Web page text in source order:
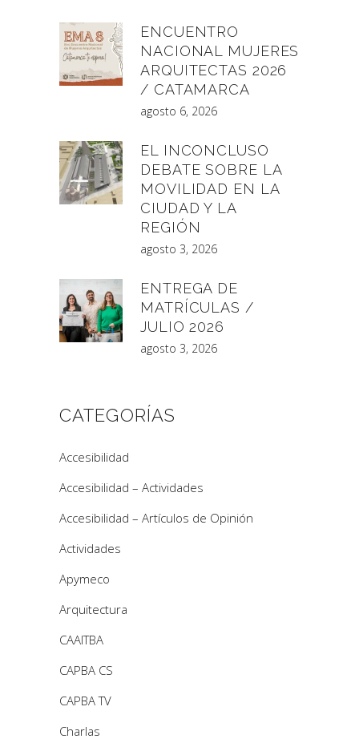
ENCUENTRO
NACIONAL MUJERES
ARQUITECTAS 2026
/ CATAMARCA
agosto 6, 2026
EL INCONCLUSO
DEBATE SOBRE LA
MOVILIDAD EN LA
CIUDAD Y LA
REGIÓN
agosto 3, 2026
ENTREGA DE
MATRÍCULAS /
JULIO 2026
agosto 3, 2026
CATEGORÍAS
Accesibilidad
Accesibilidad – Actividades
Accesibilidad – Artículos de Opinión
Actividades
Apymeco
Arquitectura
CAAITBA
CAPBA CS
CAPBA TV
Charlas